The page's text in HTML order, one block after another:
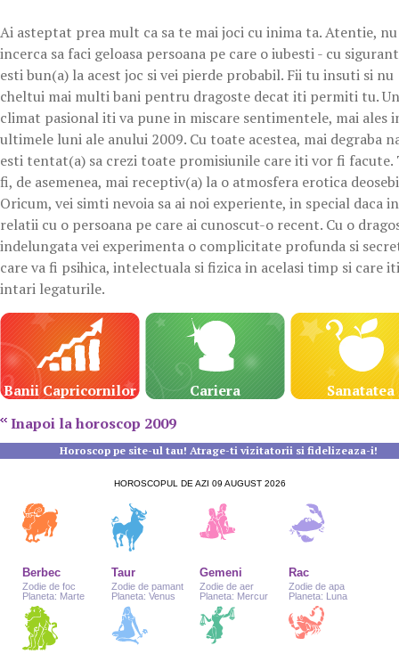
Ai asteptat prea mult ca sa te mai joci cu inima ta. Atentie, nu
incerca sa faci geloasa persoana pe care o iubesti - cu
esti bun(a) la acest joc si vei pierde probabil. Fii tu insuti si nu
cheltui mai multi bani pentru dragoste decat iti permiti tu. Un
climat pasional iti va pune in miscare sentimentele, mai ales
ultimele luni ale anului 2009. Cu toate acestea, mai degraba
esti tentat(a) sa crezi toate promisiunile care iti vor fi facute.
fi, de asemenea, mai receptiv(a) la o atmosfera erotica
Oricum, vei simti nevoia sa ai noi experiente, in special daca
relatii cu o persoana pe care ai cunoscut-o recent. Cu o
indelungata vei experimenta o complicitate profunda si
care va fi psihica, intelectuala si fizica in acelasi timp si care
intari legaturile.
Banii Capricornilor
Cariera
Sanatatea
Inapoi la horoscop 2009
Horoscop pe site-ul tau! Atrage-ti vizitatorii si fidelizeaza-i!
HOROSCOPUL DE AZI 09 AUGUST 2026
Berbec
Zodie de foc
Planeta: Marte
Taur
Zodie de pamant
Planeta: Venus
Gemeni
Zodie de aer
Planeta: Mercur
Rac
Zodie de apa
Planeta: Luna